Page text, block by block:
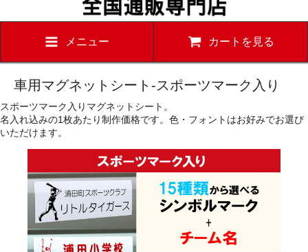
メニュー カートを見る
車用マグネットシート-スポーツマーク入り
スポーツマーク入りマグネットシート。
名入れ込みの1枚あたり制作価格です。色・フォントはお好みでお選び
いただけます。